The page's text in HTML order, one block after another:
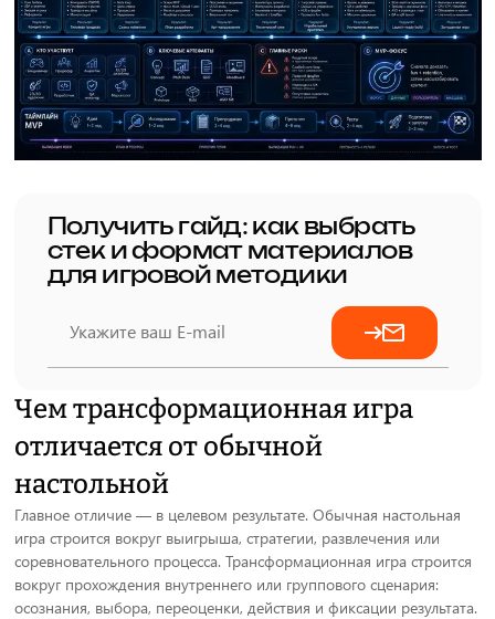
Получить гайд: как выбрать
стек и формат материалов
для игровой методики
Чем трансформационная игра
отличается от обычной
настольной
Главное отличие — в целевом результате. Обычная настольная
игра строится вокруг выигрыша, стратегии, развлечения или
соревновательного процесса. Трансформационная игра строится
вокруг прохождения внутреннего или группового сценария:
осознания, выбора, переоценки, действия и фиксации результата.